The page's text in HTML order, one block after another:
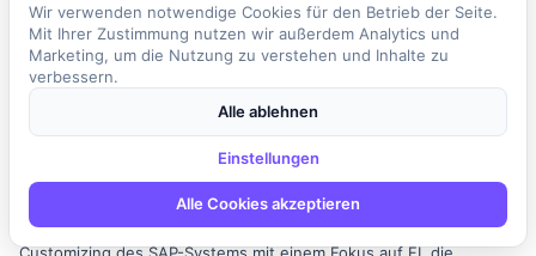
entscheidende Rolle im Wachstum des Unternehmens. Aktuell
befindet sich das Unternehmen in einem bedeutenden
Transformationsprozess, bei dem der Übergang von einem selbst
entwickelten ERP-System zu SAP S/4 Hana vollzogen wird. In
dieser spannenden Phase suchen wir einen Junior Application
dieser Rolle sind Sie ein wichtiger Teil des Teams und
unterstützen die Fachabteilungen bei der Analyse und
Optimierung bestehender Prozesse. Ihre Aufgaben umfassen das
Wir verwenden notwendige Cookies für den Betrieb der Seite.
Mit Ihrer Zustimmung nutzen wir außerdem Analytics und
Marketing, um die Nutzung zu verstehen und Inhalte zu
verbessern.
Alle ablehnen
Einstellungen
Alle Cookies akzeptieren